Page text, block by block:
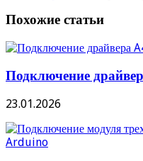
Похожие статьи
Подключение
23.01.2026